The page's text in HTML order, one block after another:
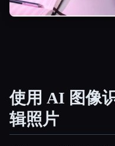
使用 AI 图像
辑照片